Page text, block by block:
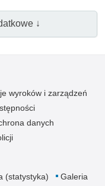
↓
wyroków i zarządzeń
danych
(statystyka)
Galeria